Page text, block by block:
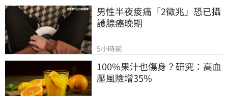
男性半夜痠痛「2徵兆」恐已攝
護腺癌晚期
5小時前
100%果汁也傷身？研究：高血
壓風險增35%